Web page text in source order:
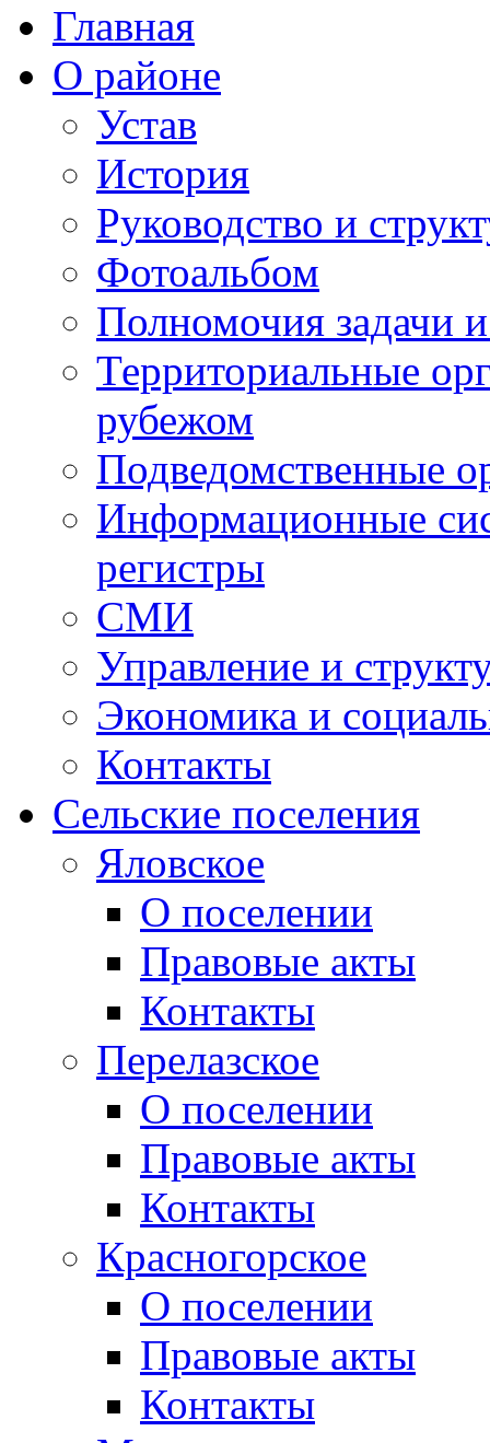
Главная
О районе
Устав
История
Руководство и
Фотоальбом
Полномочия задачи
Территориальные
рубежом
Подведомственные
Информационные
регистры
СМИ
Управление и
Экономика и
Контакты
Сельские поселения
Яловское
О поселении
Правовые акты
Контакты
Перелазское
О поселении
Правовые акты
Контакты
Красногорское
О поселении
Правовые акты
Контакты